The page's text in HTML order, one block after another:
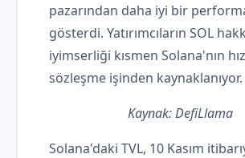
pazarından daha iyi bir
gösterdi. Yatırımcıların SOL
iyimserliği kısmen Solana'nın
sözleşme işinden kaynaklanıyor.
Kaynak: DefiLlama
Solana'daki TVL, 10 Kasım